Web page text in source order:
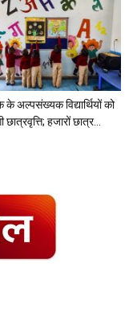
अल्पसंख्यक विद्यार्थियों को
छात्रवृत्ति; हजारों छात्र...